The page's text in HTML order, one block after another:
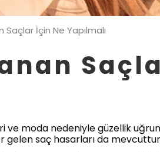
İçin Ne Yapılmalı
ve moda nedeniyle güzellik
gelen saç hasarları da